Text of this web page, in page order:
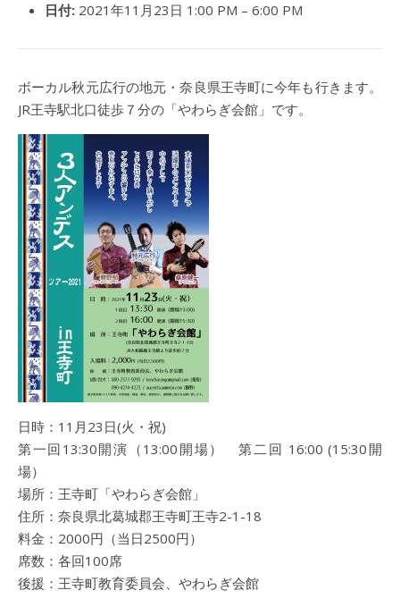
日付: 2021年11月23日 1:00 PM – 6:00 PM
ボーカル秋元広行の地元・奈良県王寺町に今年も行きます。
JR王寺駅北口徒歩７分の「やわらぎ会館」です。
日時：11月23日(火・祝)
第一回13:30開演（13:00開場） 第二回 16:00 (15:30開
場）
場所：王寺町「やわらぎ会館」
住所：奈良県北葛城郡王寺町王寺2-1-18
料金：2000円（当日2500円）
席数：各回100席
後援：王寺町教育委員会、やわらぎ会館